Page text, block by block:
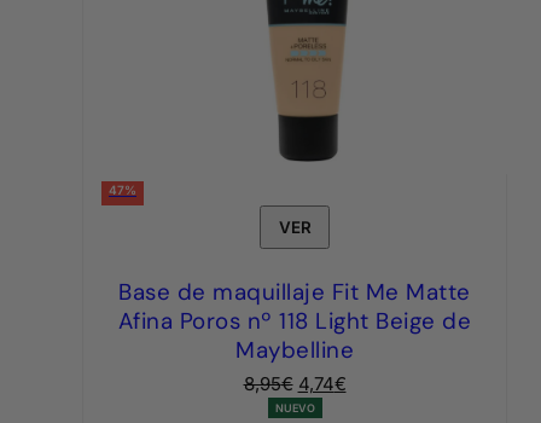
47%
VER
Base de maquillaje Fit Me Matte
Afina Poros nº 118 Light Beige de
Maybelline
8,95€ El
precio
4,74€El
NUEVO